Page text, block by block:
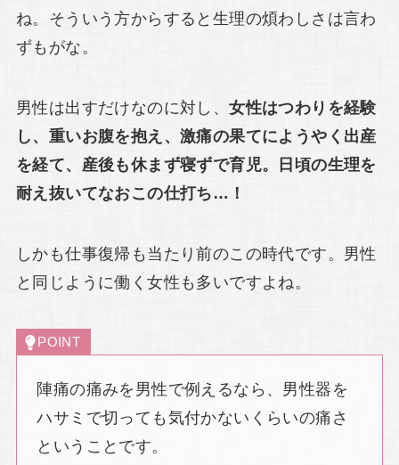
ね。そういう方からすると生理の煩わしさは言わ
ずもがな。
男性は出すだけなのに対し、女性はつわりを経験
し、重いお腹を抱え、激痛の果てにようやく出産
を経て、産後も休まず寝ずで育児。日頃の生理を
耐え抜いてなおこの仕打ち…！
しかも仕事復帰も当たり前のこの時代です。男性
と同じように働く女性も多いですよね。
POINT
陣痛の痛みを男性で例えるなら、男性器を
ハサミで切っても気付かないくらいの痛さ
ということです。